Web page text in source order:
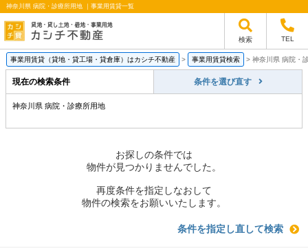
神奈川県 病院・診療所用地 ｜事業用賃貸一覧
検索 TEL
事業用賃貸（貸地・貸工場・貸倉庫）はカシチ不動産 > 事業用賃貸検索 > 神奈川県 病院・
現在の検索条件 条件を選び直す
神奈川県 病院・診療所用地
お探しの条件では
物件が見つかりませんでした。
再度条件を指定しなおして
物件の検索をお願いいたします。
条件を指定し直して検索